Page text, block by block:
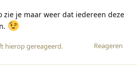
zie je maar weer dat iedereen deze
Reageren
hierop gereageerd.